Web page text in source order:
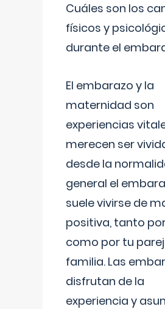
Cuáles son los
físicos y
durante el
El embarazo y la
maternidad son
experiencias
merecen ser
desde la
general el
suele vivirse de
positiva, tanto
como por tu
familia. Las
disfrutan de la
experiencia y